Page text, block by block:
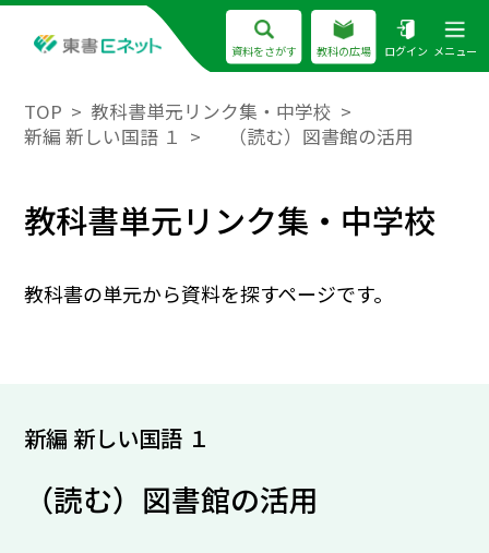
資料をさがす 教科の広場 ログイン メニュー
TOP
教科書単元リンク集・中学校
新編 新しい国語 １
（読む）図書館の活用
教科書単元リンク集・中学校
教科書の単元から資料を探すページです。
新編 新しい国語 １
（読む）図書館の活用